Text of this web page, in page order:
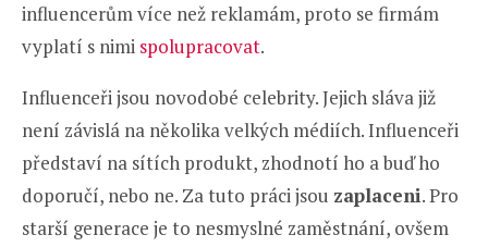
influencerům více než reklamám, proto se firmám
vyplatí s nimi spolupracovat.
Influenceři jsou novodobé celebrity. Jejich sláva již
není závislá na několika velkých médiích. Influenceři
představí na sítích produkt, zhodnotí ho a buď ho
doporučí, nebo ne. Za tuto práci jsou zaplaceni. Pro
starší generace je to nesmyslné zaměstnání, ovšem